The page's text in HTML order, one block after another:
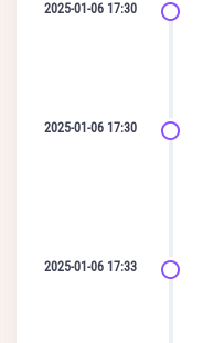
2025-01-06 17:30
2025-01-06 17:30
2025-01-06 17:33